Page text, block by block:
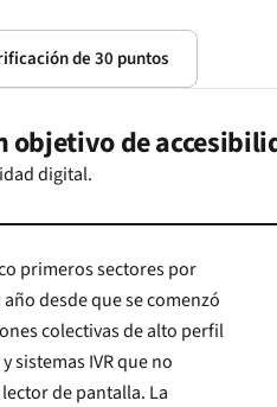
de 30 puntos
objetivo de
digital.
primeros sectores por
año desde que se comenzó
de pantalla. La